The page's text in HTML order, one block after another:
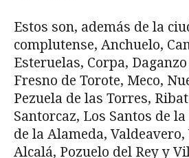
Estos son, además de la
complutense, Anchuelo,
Esteruelas, Corpa,
Fresno de Torote, Meco,
Pezuela de las Torres,
Santorcaz, Los Santos de
de la Alameda, Valdeavero,
Alcalá, Pozuelo del Rey y